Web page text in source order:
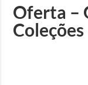
Oferta –